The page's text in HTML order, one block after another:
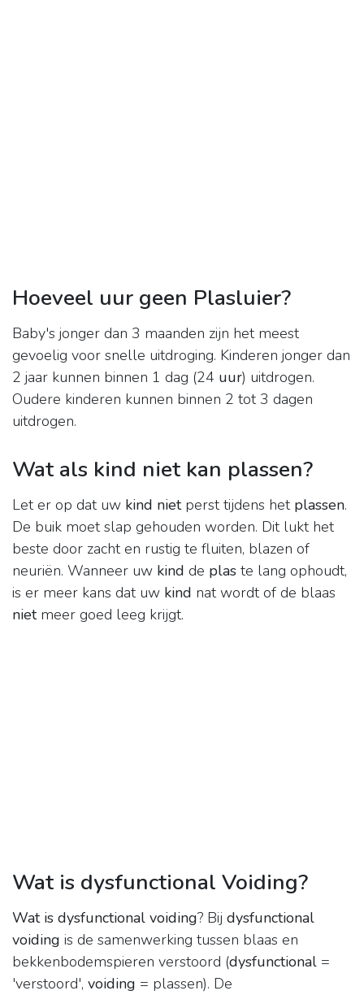
Hoeveel uur geen Plasluier?
Baby's jonger dan 3 maanden zijn het meest
gevoelig voor snelle uitdroging. Kinderen jonger dan
2 jaar kunnen binnen 1 dag (24 uur) uitdrogen.
Oudere kinderen kunnen binnen 2 tot 3 dagen
uitdrogen.
Wat als kind niet kan plassen?
Let er op dat uw kind nietperst tijdens het plassen.
De buik moet slap gehouden worden. Dit lukt het
beste door zacht en rustig te fluiten, blazen of
neuriën. Wanneer uw kind de plas te lang ophoudt,
is er meer kans dat uw kind nat wordt of de blaas
nietmeer goed leeg krijgt.
Wat is dysfunctional Voiding?
Wat is dysfunctional voiding? Bij dysfunctional
voiding is de samenwerking tussen blaas en
bekkenbodemspieren verstoord (dysfunctional =
'verstoord', voiding = plassen). De